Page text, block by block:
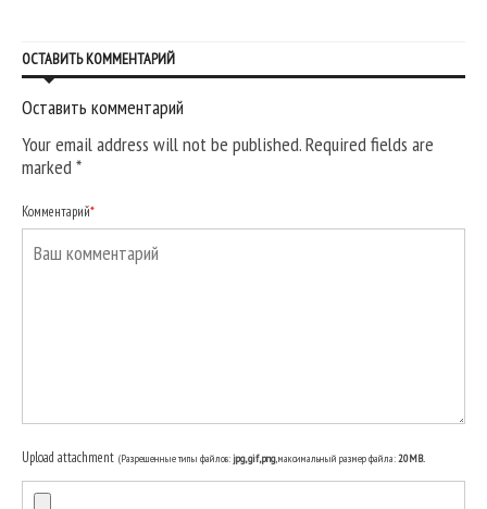
ОСТАВИТЬ КОММЕНТАРИЙ
Оставить комментарий
Your email address will not be published. Required fields are
marked*
Комментарий*
Upload attachment (Разрешенные типы файлов:jpg, gif, png, максимальный размер файла:20MB.